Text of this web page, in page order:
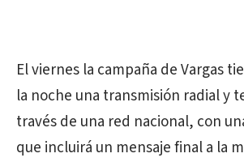
El viernes la campaña de Vargas
la noche una transmisión radial y
través de una red nacional, con
que incluirá un mensaje final a la